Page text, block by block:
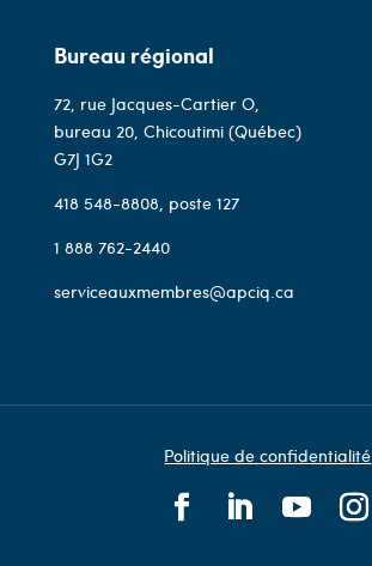
Bureau régional
72, rue Jacques-Cartier O,
bureau 20, Chicoutimi (Québec)
G7J 1G2
418 548-8808 , poste 127
1 888 762-2440
serviceauxmembres@apciq.ca
Politique de confidentialité